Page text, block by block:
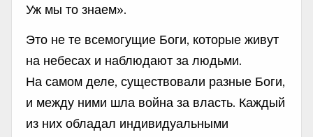
Уж мы то знаем».
Это не те всемогущие Боги, которые живут
на небесах и наблюдают за людьми.
На самом деле, существовали разные Боги,
и между ними шла война за власть. Каждый
из них обладал индивидуальными